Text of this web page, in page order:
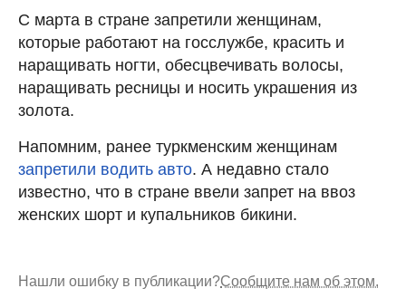
С марта в стране запретили женщинам,
которые работают на госслужбе, красить и
наращивать ногти, обесцвечивать волосы,
наращивать ресницы и носить украшения из
золота.
Напомним, ранее туркменским женщинам
запретили водить авто. А недавно стало
известно, что в стране ввели запрет на ввоз
женских шорт и купальников бикини.
Нашли ошибку в публикации?Сообщите нам об этом.